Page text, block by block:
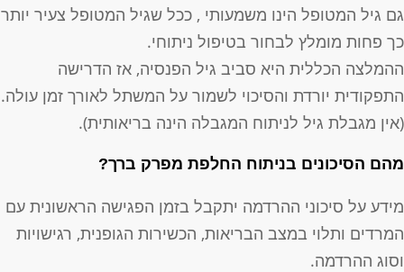
גם גיל המטופל הינו משמעותי , ככל שגיל המטופל צעיר יותר
כך פחות מומלץ לבחור בטיפול ניתוחי.
ההמלצה הכללית היא סביב גיל הפנסיה, אז הדרישה
התפקודית יורדת והסיכוי לשמור על המשתל לאורך זמן עולה.
(אין מגבלת גיל לניתוח המגבלה הינה בריאותית).
מהם הסיכונים בניתוח החלפת מפרק ברך?
מידע על סיכוני ההרדמה יתקבל בזמן הפגישה הראשונית עם
המרדים ותלוי במצב הבריאות, הכשירות הגופנית, רגישויות
וסוג ההרדמה.